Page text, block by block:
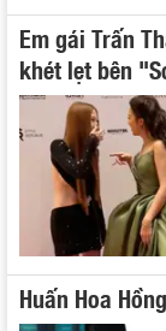
Em gái Trấn
khét lẹt bên
Huấn Hoa